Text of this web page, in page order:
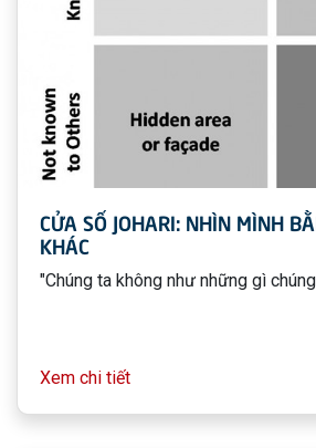
CỬA SỔ JOHARI: NHÌN MÌNH
KHÁC
"Chúng ta không như những gì
Xem chi tiết